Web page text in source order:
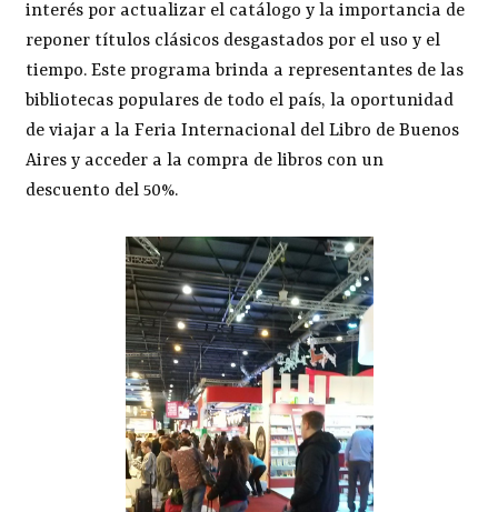
interés por actualizar el catálogo y la importancia de
reponer títulos clásicos desgastados por el uso y el
tiempo. Este programa brinda a representantes de las
bibliotecas populares de todo el país, la oportunidad
de viajar a la Feria Internacional del Libro de Buenos
Aires y acceder a la compra de libros con un
descuento del 50%.